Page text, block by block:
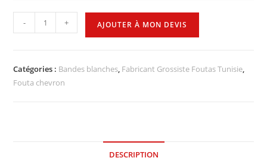
- + AJOUTER À MON DEVIS
Catégories : Bandes blanches, Fabricant Grossiste Foutas Tunisie,
Fouta chevron
DESCRIPTION